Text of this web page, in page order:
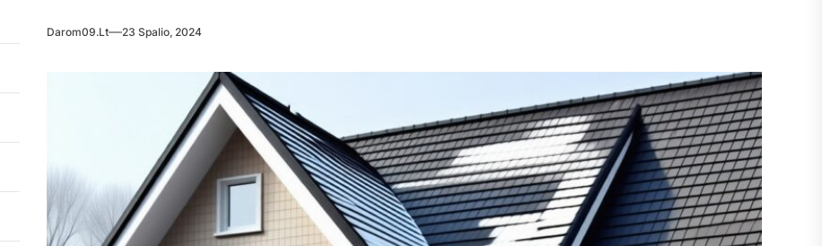
Darom09.lt 23 Spalio, 2024